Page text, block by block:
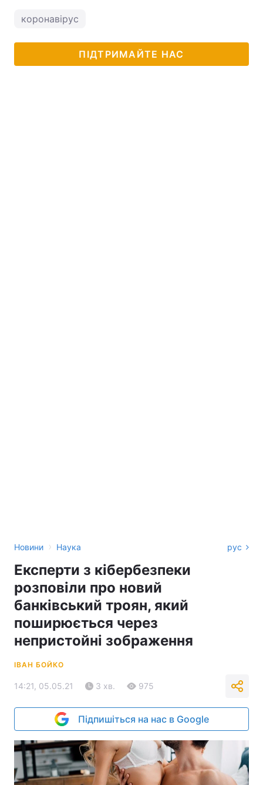
коронавірус
ПІДТРИМАЙТЕ НАС
Новини › Наука рус
Експерти з кібербезпеки
розповіли про новий
банківський троян, який
поширюється через
непристойні зображення
ІВАН БОЙКО
14:21, 05.05.21 3 хв. 975
Підпишіться на нас в Google